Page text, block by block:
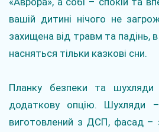
вашій дитині нічого не
захищена від травм та падінь,
насняться тільки казкові сни.
Планку безпеки та
додаткову опцію. Шухляди –
виготовлений з ДСП, фасад –